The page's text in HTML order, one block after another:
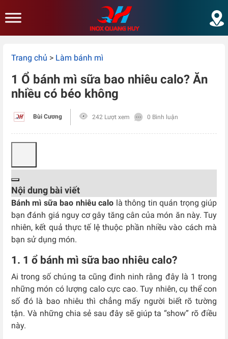
Trang chủ > Làm bánh mì
1 Ổ bánh mì sữa bao nhiêu calo? Ăn
nhiều có béo không
Bùi Cương 242 Lượt xem 0 Bình luận
Nội dung bài viết
Bánh mì sữa bao nhiêu calo là thông tin quán trọng giúp
bạn đánh giá nguy cơ gây tăng cân của món ăn này. Tuy
nhiên, kết quả thực tế lệ thuộc phần nhiều vào cách mà
bạn sử dụng món.
1. 1 ổ bánh mì sữa bao nhiêu calo?
Ai trong số chúng ta cũng đinh ninh rằng đây là 1 trong
những món có lượng calo cực cao. Tuy nhiên, cụ thể con
số đó là bao nhiêu thì chẳng mấy người biết rõ tường
tận. Và những chia sẻ sau đây sẽ giúp ta “show” rõ điều
này.